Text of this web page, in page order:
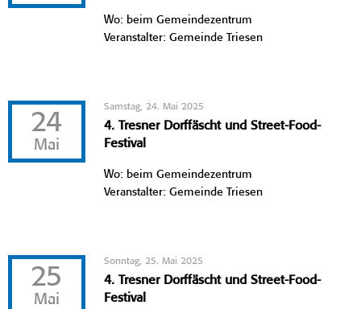
Wo: beim Gemeindezentrum
Veranstalter: Gemeinde Triesen
24
Mai
Samstag, 24. Mai 2025
4. Tresner Dorffäscht und Street-Food-
Festival
Wo: beim Gemeindezentrum
Veranstalter: Gemeinde Triesen
25
Mai
Sonntag, 25. Mai 2025
4. Tresner Dorffäscht und Street-Food-
Festival